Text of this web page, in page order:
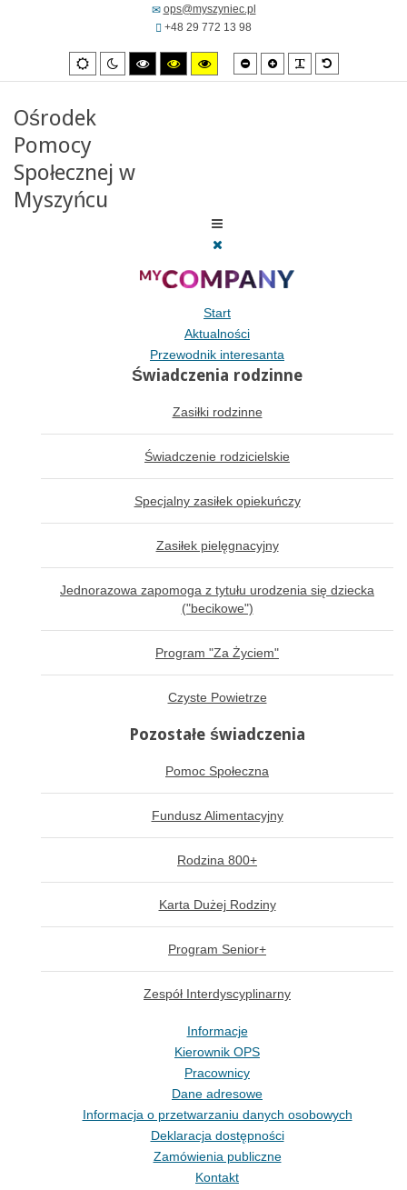
ops@myszyniec.pl
+48 29 772 13 98
Ustawienia
domyslne
Tryb
nocny
Wysoki
kontrast
Wysoki
kontrast
Wysoki
kontrast
Mniejsza
czcionka
Zwiększona
czcionka
Domyślna
czcionka
Ośrodek
Pomocy
Społecznej w
Myszyńcu
Start
Aktualności
Przewodnik interesanta
Świadczenia rodzinne
Zasiłki rodzinne
Świadczenie rodzicielskie
Specjalny zasiłek opiekuńczy
Zasiłek pielęgnacyjny
Jednorazowa zapomoga z tytułu urodzenia się dziecka
("becikowe")
Program "Za Życiem"
Czyste Powietrze
Pozostałe świadczenia
Pomoc Społeczna
Fundusz Alimentacyjny
Rodzina 800+
Karta Dużej Rodziny
Program Senior+
Zespół Interdyscyplinarny
Informacje
Kierownik OPS
Pracownicy
Dane adresowe
Informacja o przetwarzaniu danych osobowych
Deklaracja dostępności
Zamówienia publiczne
Kontakt